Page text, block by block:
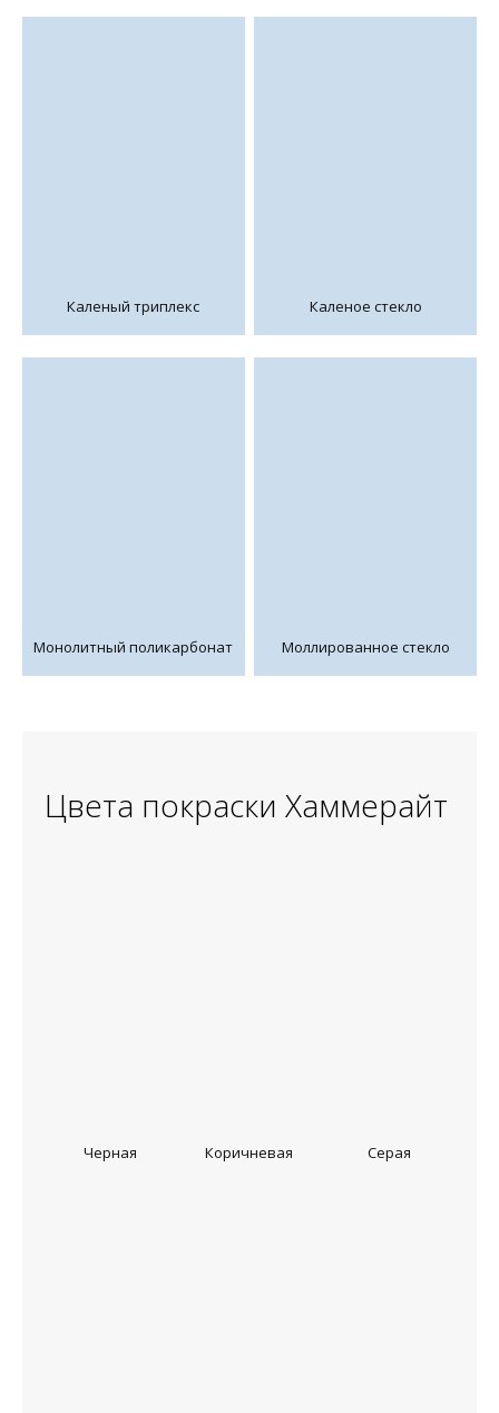
Каленый триплекс Каленое стекло
Монолитный поликарбонат Моллированное стекло
Цвета покраски Хаммерайт
Черная Коричневая Серая